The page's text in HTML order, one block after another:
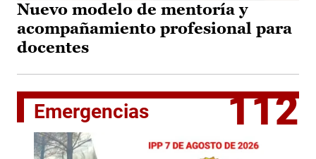
Nuevo modelo de mentoría y
acompañamiento profesional para
docentes
Emergencias 112